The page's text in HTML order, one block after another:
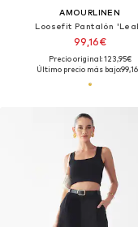
AMOURLINEN
Loosefit Pantalón
99,16€
Precio original: 123,95€
Último precio más bajo: